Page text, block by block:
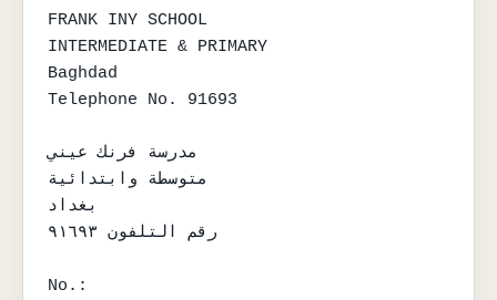
FRANK INY SCHOOL
INTERMEDIATE & PRIMARY
Baghdad
Telephone No. 91693
مدرسة فرنك عيني
متوسطة وابتدائية
بغداد
رقم التلفون ٩١٦٩٣
No.: